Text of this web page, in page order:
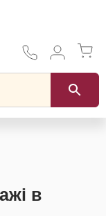
в